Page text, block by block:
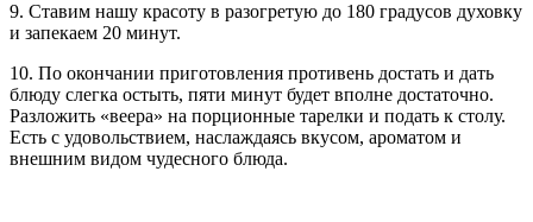
9. Ставим нашу красоту в разогретую до 180 градусов духовку
и запекаем 20 минут.
10. По окончании приготовления противень достать и дать
блюду слегка остыть, пяти минут будет вполне достаточно.
Разложить «веера» на порционные тарелки и подать к столу.
Есть с удовольствием, наслаждаясь вкусом, ароматом и
внешним видом чудесного блюда.